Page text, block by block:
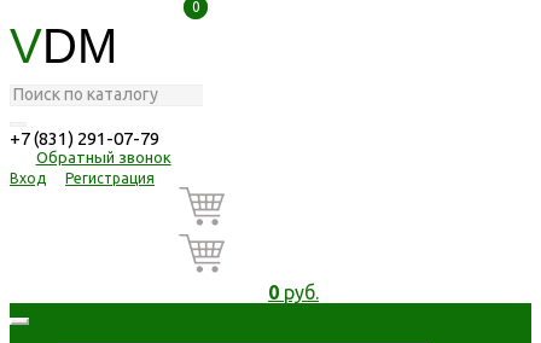
VDM
+7 (831) 291-07-79
Обратный звонок
Вход Регистрация
0
0
0руб.